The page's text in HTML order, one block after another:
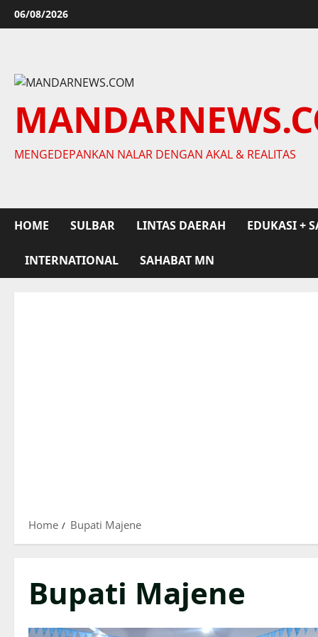
Skip
to
06/08/2026
MENGEDEPANKAN NALAR DENGAN AKAL & REALITAS
HOME SULBAR LINTAS DAERAH EDUKASI +
INTERNATIONAL SAHABAT MN
Home Bupati Majene
Bupati Majene